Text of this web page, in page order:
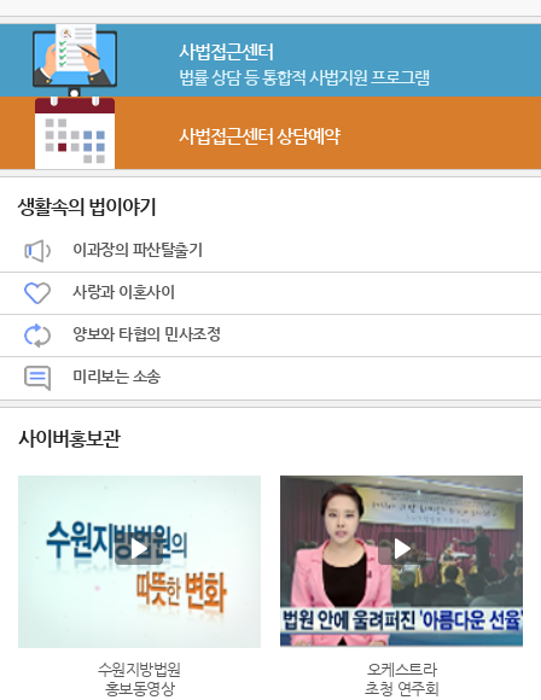
사법접근센터
법률 상담 등 통합적 사법지원 프로그램
사법접근센터 상담예약
생활속의 법이야기
이과장의 파산탈출기
사랑과 이혼사이
양보와 타협의 민사조정
미리보는 소송
사이버홍보관
수원지방법원
홍보동영상
오케스트라
초청 연주회